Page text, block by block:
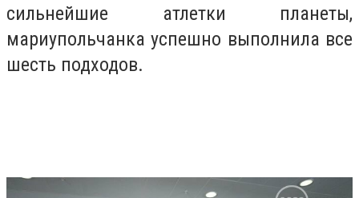
сильнейшие атлетки планеты,
мариупольчанка успешно выполнила все
шесть подходов.